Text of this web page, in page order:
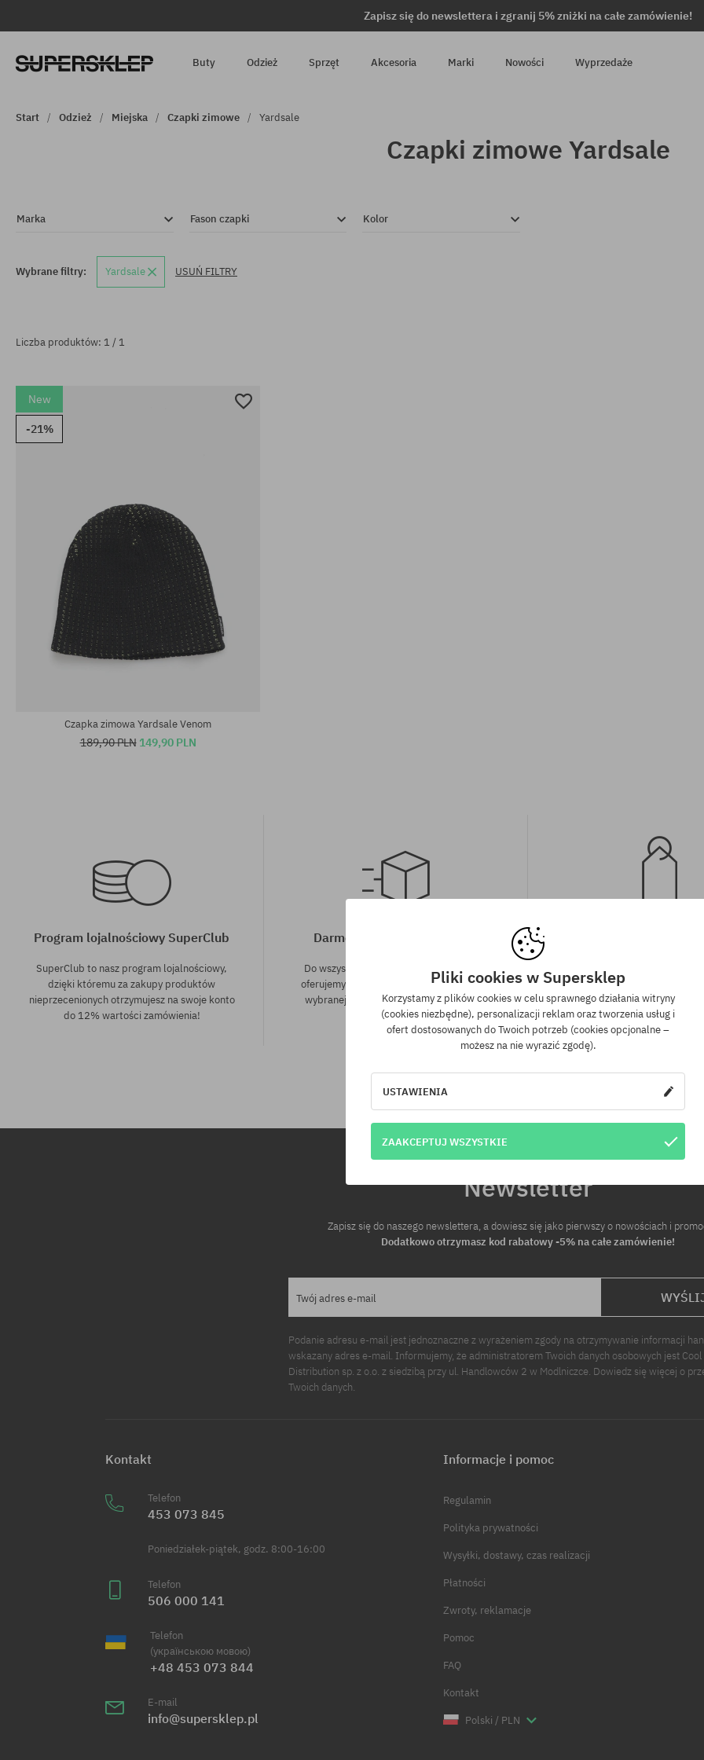
Zapisz się do newslettera i zgranij 5% zniżki na całe zamówienie!
Buty Odzież Sprzęt Akcesoria Marki Nowości Wyprzedaże
Start Odzież Miejska Czapki zimowe Yardsale
Czapki zimowe Yardsale
Marka Fason czapki Kolor
Wybrane filtry: Yardsale USUŃ FILTRY
Liczba produktów: 1 / 1
New
-21%
Czapka zimowa Yardsale Venom
189,90 PLN 149,90 PLN
Program lojalnościowy SuperClub
SuperClub to nasz program lojalnościowy,
dzięki któremu za zakupy produktów
nieprzecenionych otrzymujesz na swoje konto
do 12% wartości zamówienia!
Darmowa wysyłka od 350 zł
Do wszystkich zamówień powyżej 350 zł
oferujemy wysyłkę GRATIS, niezależnie od
wybranej formy płatności i przewoźnika.
Gwarancja
Mamy najlepsze ceny, ale jeśli
znaleźć dokładnie ten sam
sklepie, w niższej cenie -
również obniżymy jego
Newsletter
Zapisz się do naszego newslettera, a dowiesz się jako pierwszy o nowościach i
Dodatkowo otrzymasz kod rabatowy -5% na całe zamówienie!
Twój adres e-mail
Podanie adresu e-mail jest jednoznaczne z wyrażeniem zgody na otrzymywanie informacji
wskazany adres e-mail. Informujemy, że administratorem Twoich danych osobowych jest Cool
Distribution sp. z o.o. z siedzibą przy ul. Handlowców 2 w Modlniczce. Dowiedz się więcej o
Twoich danych.
Kontakt
Telefon
453 073 845
Poniedziałek-piątek, godz. 8:00-16:00
Telefon
506 000 141
Telefon
(українською мовою)
+48 453 073 844
E-mail
info@supersklep.pl
Informacje i pomoc
Regulamin
Polityka prywatności
Wysyłki, dostawy, czas realizacji
Płatności
Zwroty, reklamacje
Pomoc
FAQ
Kontakt
Polski / PLN
Pliki cookies w Supersklep
Korzystamy z plików cookies w celu sprawnego działania witryny
(cookies niezbędne), personalizacji reklam oraz tworzenia usług i
ofert dostosowanych do Twoich potrzeb (cookies opcjonalne –
możesz na nie wyrazić zgodę).
USTAWIENIA
ZAAKCEPTUJ WSZYSTKIE